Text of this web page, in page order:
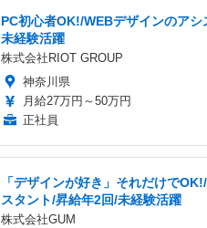
PC初心者OK!/WEBデザインのア
未経験活躍
株式会社RIOT GROUP
神奈川県
月給27万円～50万円
正社員
「デザインが好き」それだけで
スタント/昇給年2回/未経験活躍
株式会社GUM